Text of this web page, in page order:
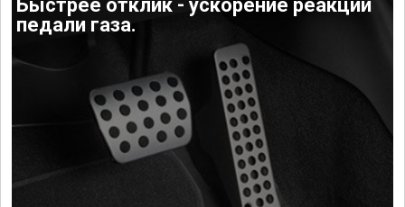
Быстрее отклик - ускорение реакции
педали газа.